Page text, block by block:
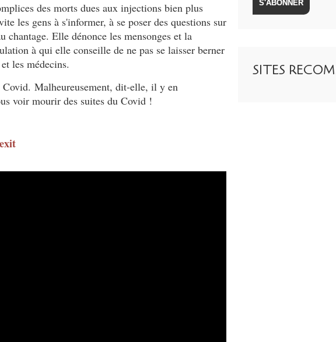
des morts dues aux injections bien plus
les gens à s'informer, à se poser des questions sur
chantage. Elle dénonce les mensonges et la
à qui elle conseille de ne pas se laisser berner
les médecins.
Covid. Malheureusement, dit-elle, il y en
voir mourir des suites du Covid !
SITES